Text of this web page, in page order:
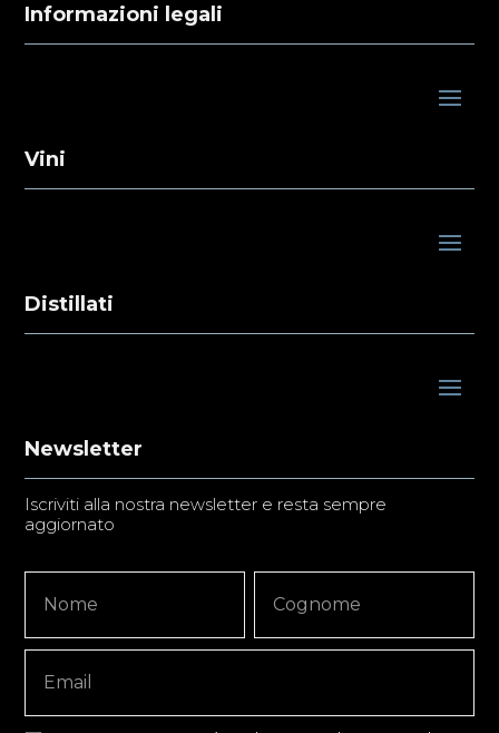
Informazioni legali
Vini
Distillati
Newsletter
Iscriviti alla nostra newsletter e resta sempre
aggiornato
Signup
Copy